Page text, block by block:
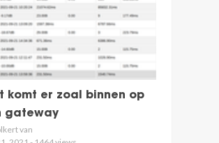
komt er zoal binnen op
gateway
van